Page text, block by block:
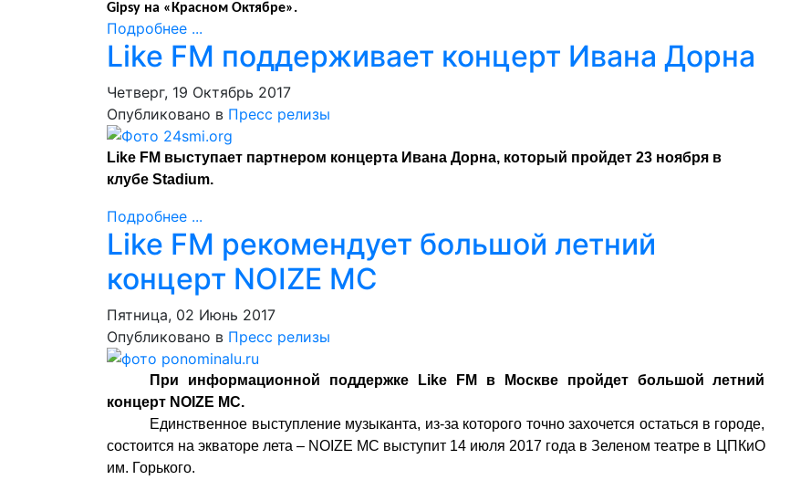
Gipsy на «Красном Октябре».
Подробнее ...
Like FM поддерживает концерт Ивана Дорна
Четверг, 19 Октябрь 2017
Опубликовано в Пресс релизы
Like FM выступает партнером концерта Ивана Дорна, который пройдет 23 ноября в
клубе Stadium.
Подробнее ...
Like FM рекомендует большой летний
концерт NOIZE MC
Пятница, 02 Июнь 2017
Опубликовано в Пресс релизы
При информационной поддержке Like FM в Москве пройдет большой летний
концерт NOIZE MC.
Единственное выступление музыканта, из-за которого точно захочется остаться в городе,
состоится на экваторе лета – NOIZE MC выступит 14 июля 2017 года в Зеленом театре в ЦПКиО
им. Горького.